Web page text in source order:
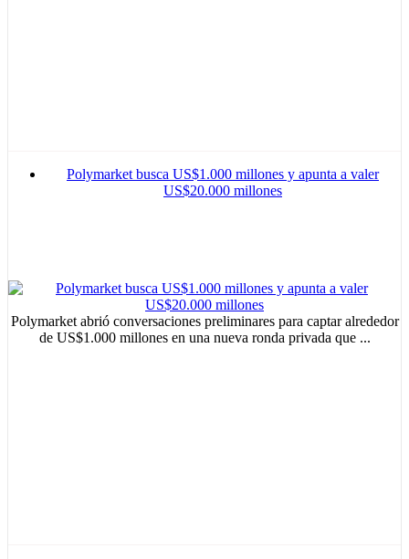
Polymarket busca US$1.000 millones y apunta a valer
US$20.000 millones
Polymarket abrió conversaciones preliminares para captar alrededor
de US$1.000 millones en una nueva ronda privada que ...
Advertisement